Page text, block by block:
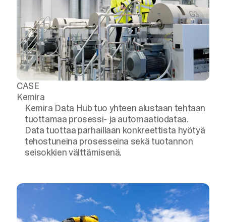
CASE
Kemira
Kemira Data Hub tuo yhteen alustaan tehtaan
tuottamaa prosessi- ja automaatiodataa.
Data tuottaa parhaillaan konkreettista hyötyä
tehostuneina prosesseina sekä tuotannon
seisokkien välttämisenä.